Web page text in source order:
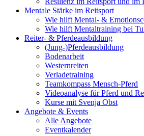
Mentale Stärke im Reitsport
Wie hilft Mental- &
Wie hilft Mentaltraining bei
Reiter- & Pferdeausbildung
(Jung-)Pferdeausbildung
Bodenarbeit
Westernreiten
Verladetraining
Teamkompass Mensch-Pferd
Videoanalyse für Pferd und
Kurse mit Svenja Obst
Angebote & Events
Alle Angebote
Eventkalender